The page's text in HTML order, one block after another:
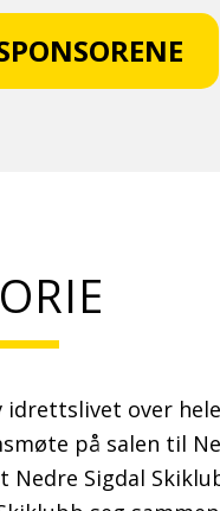
over
på salen til
Sigdal